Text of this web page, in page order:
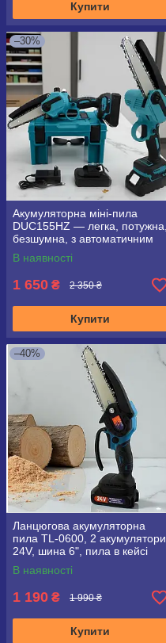
Купити
–30%
Акумуляторна міні-пила
DUC155НZ — легка, потужна,
безшумна, з автоматичним
мастилом та двома АКБ
В наявності
1 650 ₴ 2 350 ₴
Купити
–40%
Ланцюгова акумуляторна
пила TL-0600, 2 акумулятори
24V, шина 6", пила в кейсі
В наявності
1 190 ₴ 1 990 ₴
Купити